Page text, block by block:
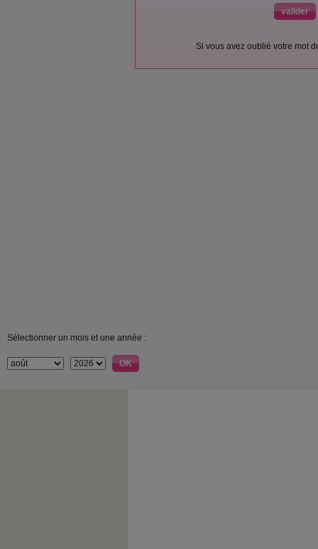
Si vous avez oublié votre mot
Sélectionner un mois et une année :